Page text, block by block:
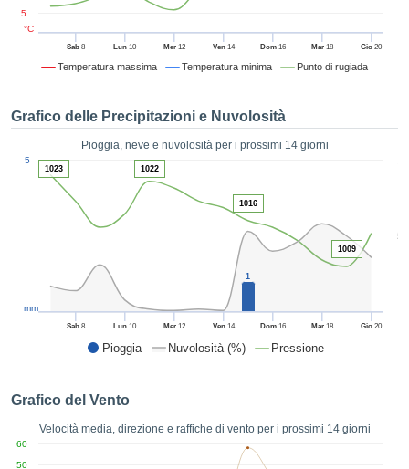
per
senza
clic sul
ACCETTA
Temperatura massima Temperatura minima Punto di rugiada
Sab8 Lun 10 Mer12 Ven14 Dom16 Mar18 Gio 20
5
°C
Grafico delle Precipitazioni e Nuvolosità
Pioggia, neve e nuvolosità per i prossimi 14 giorni
Pioggia Nuvolosità (%) Pressione
50
Sab8 Lun 10 Mer12 Ven14 Dom16 Mar18 Gio 20
5
mm
1
1023 1022
1016
1009
Grafico del Vento
Velocità media, direzione e raffiche di vento per i prossimi 14 giorni
50
60